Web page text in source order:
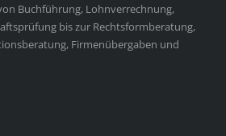
Buchführung, Lohnverrechnung,
bis zur Rechtsformberatung,
Firmenübergaben und